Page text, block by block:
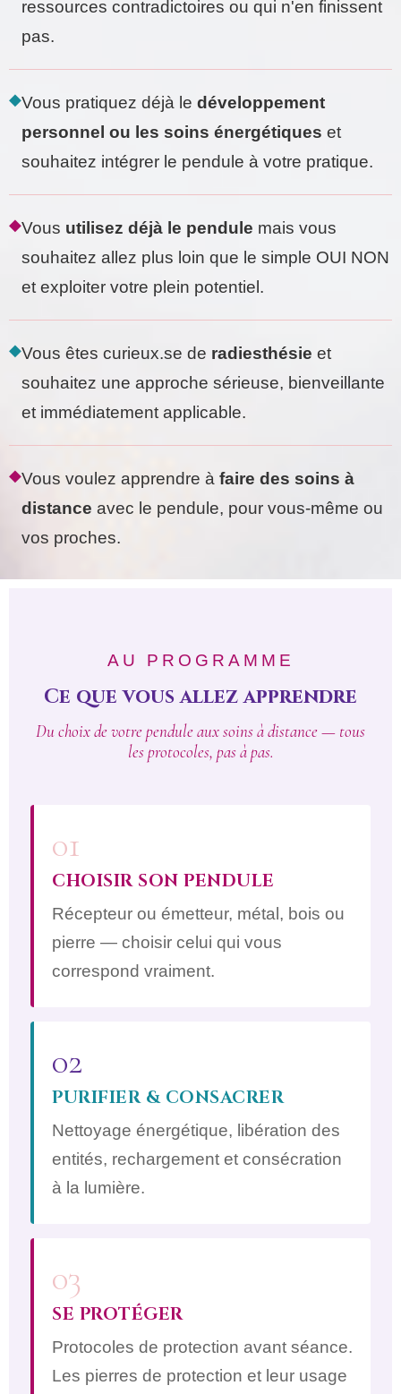
ressources contradictoires ou qui n'en finissent
pas.
◆Vous pratiquez déjà le développement
personnel ou les soins énergétiques et
souhaitez intégrer le pendule à votre pratique.
◆Vous utilisez déjà le pendule mais vous
souhaitez allez plus loin que le simple OUI NON
et exploiter votre plein potentiel.
◆Vous êtes curieux.se de radiesthésie et
souhaitez une approche sérieuse, bienveillante
et immédiatement applicable.
◆Vous voulez apprendre à faire des soins à
distance avec le pendule, pour vous-même ou
vos proches.
AU PROGRAMME
Ce que vous allez apprendre
Du choix de votre pendule aux soins à distance — tous
les protocoles, pas à pas.
01
CHOISIR SON PENDULE
Récepteur ou émetteur, métal, bois ou
pierre — choisir celui qui vous
correspond vraiment.
02
PURIFIER & CONSACRER
Nettoyage énergétique, libération des
entités, rechargement et consécration
à la lumière.
03
SE PROTÉGER
Protocoles de protection avant séance.
Les pierres de protection et leur usage